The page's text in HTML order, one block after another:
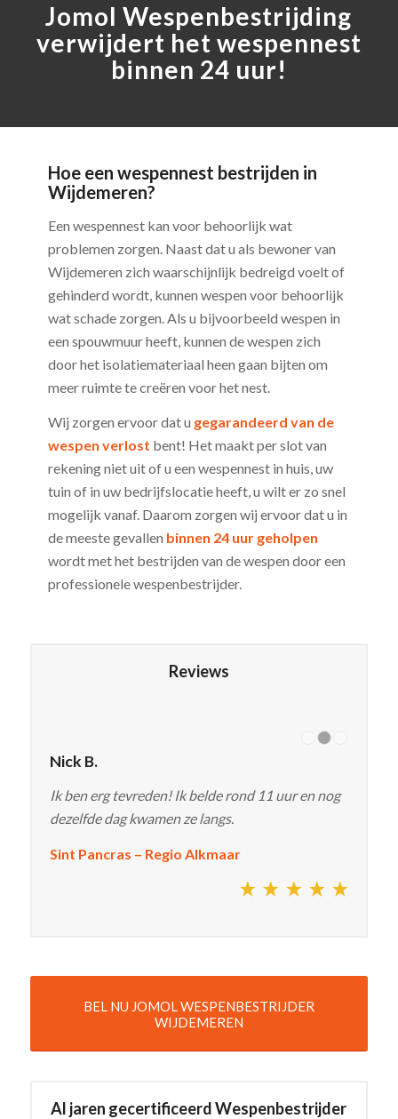
Jomol Wespenbestrijding
verwijdert het wespennest
binnen 24 uur!
Hoe een wespennest bestrijden in
Wijdemeren?
Een wespennest kan voor behoorlijk wat
problemen zorgen. Naast dat u als bewoner van
Wijdemeren zich waarschijnlijk bedreigd voelt of
gehinderd wordt, kunnen wespen voor behoorlijk
wat schade zorgen. Als u bijvoorbeeld wespen in
een spouwmuur heeft, kunnen de wespen zich
door het isolatiemateriaal heen gaan bijten om
meer ruimte te creëren voor het nest.
Wij zorgen ervoor dat u gegarandeerd van de
wespen verlost bent! Het maakt per slot van
rekening niet uit of u een wespennest in huis, uw
tuin of in uw bedrijfslocatie heeft, u wilt er zo snel
mogelijk vanaf. Daarom zorgen wij ervoor dat u in
de meeste gevallen binnen 24 uur geholpen
wordt met het bestrijden van de wespen door een
professionele wespenbestrijder.
Reviews
Nick B.
Ik ben erg tevreden! Ik belde rond 11 uur en nog
dezelfde dag kwamen ze langs.
Sint Pancras – Regio Alkmaar
BEL NU JOMOL WESPENBESTRIJDER
WIJDEMEREN
Al jaren gecertificeerd Wespenbestrijder